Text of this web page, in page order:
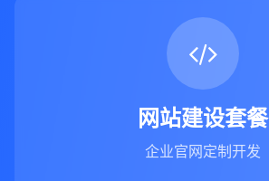
网站建设套餐
企业官网定制开发